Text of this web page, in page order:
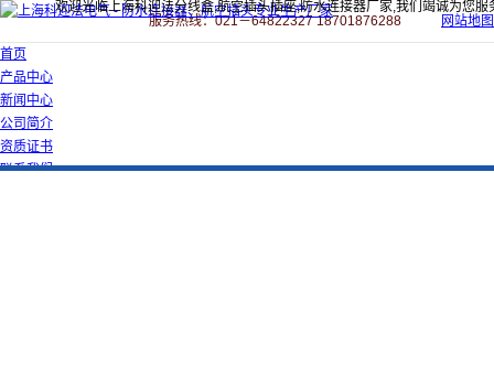
欢迎光临上海科迎法分线盒,航空插头插座,防水连接器厂家,我们竭诚为您服
服务热线：021－64822327 18701876288
网站地图
首页
产品中心
新闻中心
公司简介
资质证书
联系我们